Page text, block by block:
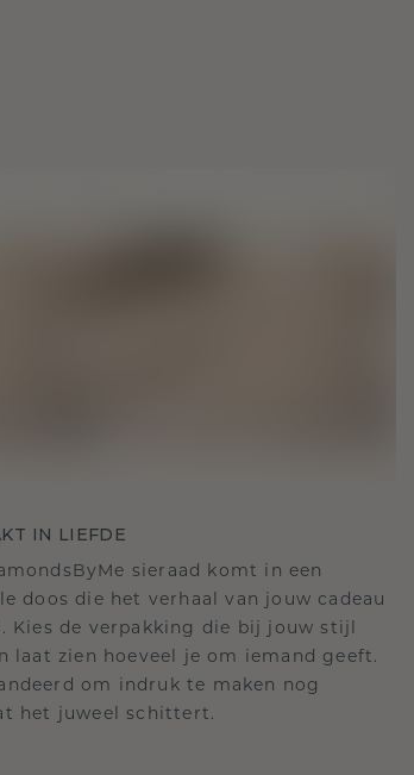
IN LIEFDE
sieraad komt in een
doos die het verhaal van jouw cadeau
Kies de verpakking die bij jouw stijl
laat zien hoeveel je om iemand geeft.
om indruk te maken nog
het juweel schittert.